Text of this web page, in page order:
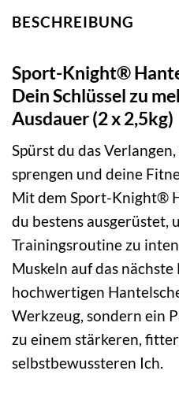
BESCHREIBUNG
Sport-Knight®
Dein Schlüssel zu
Ausdauer (2 x 2,5kg)
Spürst du das
sprengen und deine
Mit dem Sport-Knight®
du bestens ausgerüstet,
Trainingsroutine zu
Muskeln auf das
hochwertigen
Werkzeug, sondern ein
zu einem stärkeren,
selbstbewussteren Ich.